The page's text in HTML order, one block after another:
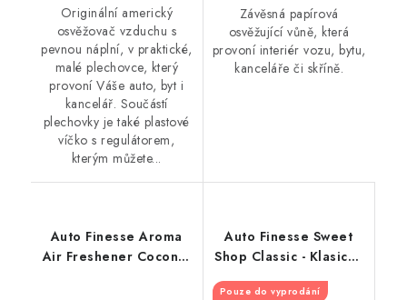
Originální americký
osvěžovač vzduchu s
pevnou náplní, v praktické,
malé plechovce, který
provoní Váše auto, byt i
kancelář. Součástí
plechovky je také plastové
víčko s regulátorem,
kterým můžete...
Závěsná papírová
osvěžující vůně, která
provoní interiér vozu, bytu,
kanceláře či skříně.
Auto Finesse Aroma
Air Freshener Coconut
Auto Finesse Sweet
Shop Classic - Klasická
cukrárna
Pouze do vyprodání